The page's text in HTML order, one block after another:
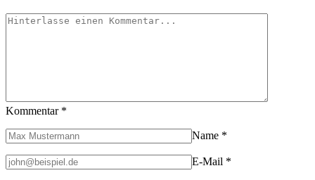
Kommentar *
Name *
E-Mail *